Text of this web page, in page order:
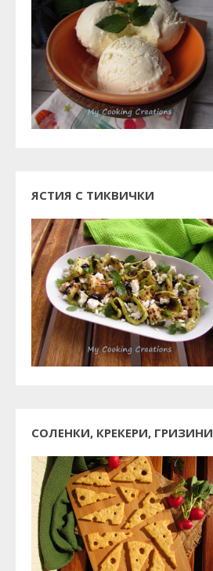
ЯСТИЯ С ТИКВИЧКИ
СОЛЕНКИ, КРЕКЕРИ, ГРИЗИНИ